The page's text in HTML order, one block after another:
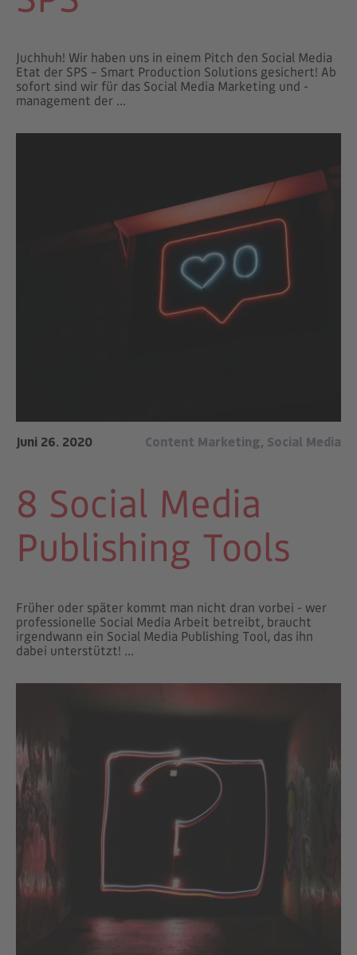
Juchhuh! Wir haben uns in einem Pitch den Social Media
Etat der SPS – Smart Production Solutions gesichert! Ab
sofort sind wir für das Social Media Marketing und -
management der ...
Juni 26. 2020 Content Marketing, Social Media
8 Social Media
Publishing Tools
Früher oder später kommt man nicht dran vorbei - wer
professionelle Social Media Arbeit betreibt, braucht
irgendwann ein Social Media Publishing Tool, das ihn
dabei unterstützt! ...